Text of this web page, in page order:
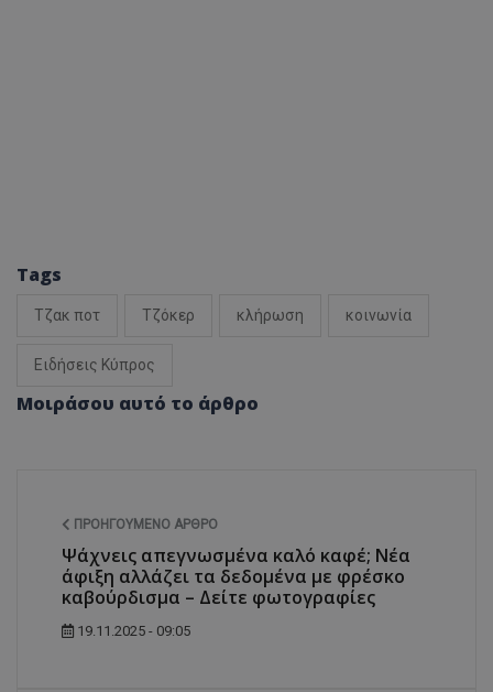
Tags
Τζακ ποτ Τζόκερ κλήρωση κοινωνία
Ειδήσεις Κύπρος
Μοιράσου αυτό το άρθρο
ΠΡΟΗΓΟΎΜΕΝΟ ΆΡΘΡΟ
Ψάχνεις απεγνωσμένα καλό καφέ; Νέα
άφιξη αλλάζει τα δεδομένα με φρέσκο
καβούρδισμα – Δείτε φωτογραφίες
19.11.2025 - 09:05